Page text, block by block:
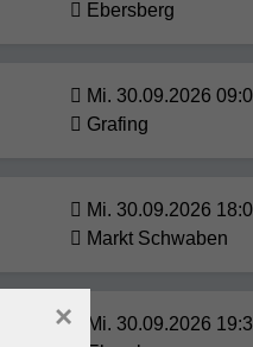
Ebersberg
Mi. 30.09.2026
Grafing
Mi. 30.09.2026
Markt Schwaben
Mi. 30.09.2026
×